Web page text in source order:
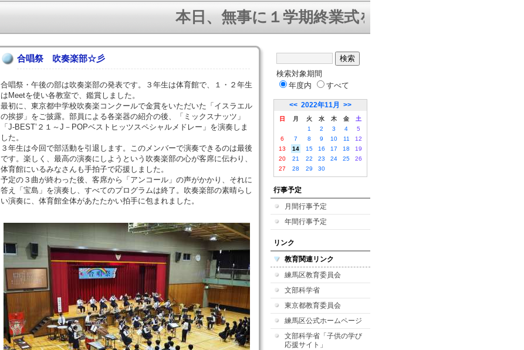
本日、無事に１学期終業式を迎えることができまし
合唱祭 吹奏楽部☆彡
合唱祭・午後の部は吹奏楽部の発表です。３年生は体育館で、１・２年生
はMeetを使い各教室で、鑑賞しました。
最初に、東京都中学校吹奏楽コンクールで金賞をいただいた「イスラエル
の挨拶」をご披露。部員による各楽器の紹介の後、「ミックスナッツ」
「J-BEST’２１～J－POPベストヒッツスペシャルメドレー」を演奏しま
した。
３年生は今回で部活動を引退します。このメンバーで演奏できるのは最後
です。楽しく、最高の演奏にしようという吹奏楽部の心が客席に伝わり、
体育館にいるみなさんも手拍子で応援しました。
予定の３曲が終わった後、客席から「アンコール」の声がかかり、それに
答え「宝島」を演奏し、すべてのプログラムは終了。吹奏楽部の素晴らし
い演奏に、体育館全体があたたかい拍手に包まれました。
検索対象期間
年度内
すべて
<< 2022年11月 >>
日 月 火 水 木 金
土
1
2 3 4
5
6
7 8 9 10 11
12
13
14 15 16 17 18
19
20
21 22 23 24 25
26
27
28 29 30
行事予定
月間行事予定
年間行事予定
リンク
教育関連リンク
練馬区教育委員会
文部科学省
東京都教育委員会
練馬区公式ホームページ
文部科学省「子供の学び
応援サイト」